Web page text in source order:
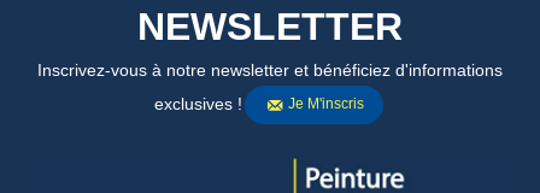
NEWSLETTER
Inscrivez-vous à notre newsletter et bénéficiez d'informations
exclusives !
Je M'inscris